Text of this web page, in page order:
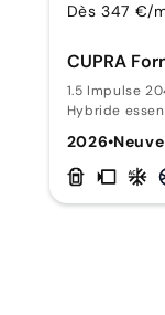
CUPRA
1.5 Impulse
Hybride
2026•Neuve
Dès 347 €/